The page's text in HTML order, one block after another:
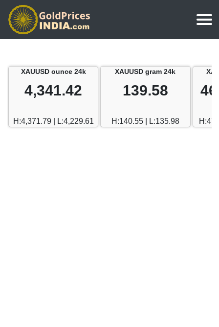
हैदराबाद
मुंबई
दुबई सोने का भाव
XAUUSD ounce 24k
4,341.42
H:4,371.79 | L:4,229.61
XAUUSD gram 24k
139.58
H:140.55 | L:135.98